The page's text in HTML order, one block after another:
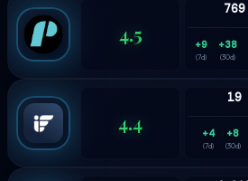
4.5
769
+9
(7d)
+38
(30d)
4.4
19
+4
(7d)
+8
(30d)